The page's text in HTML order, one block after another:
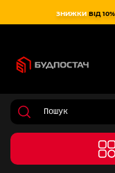
ЗНИЖКИ ВІД 10%